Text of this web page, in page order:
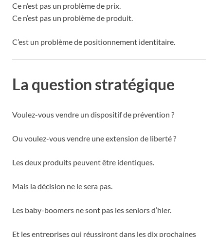
Ce n’est pas un problème de prix.
Ce n’est pas un problème de produit.
C’est un problème de positionnement identitaire.
La question stratégique
Voulez-vous vendre un dispositif de prévention ?
Ou voulez-vous vendre une extension de liberté ?
Les deux produits peuvent être identiques.
Mais la décision ne le sera pas.
Les baby-boomers ne sont pas les seniors d’hier.
Et les entreprises qui réussiront dans les dix prochaines